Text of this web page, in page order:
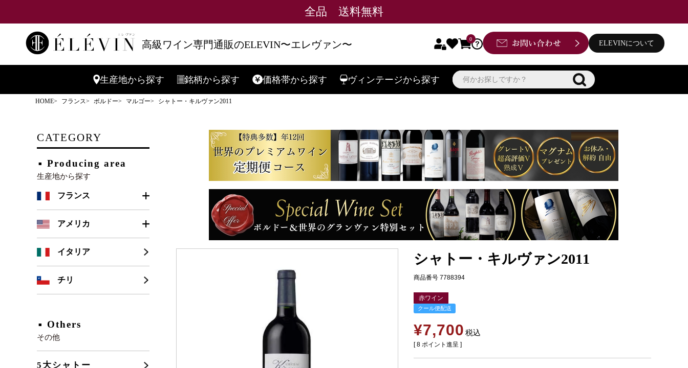
全品 送料無料
高級ワイン専門通販のELEVIN〜エレヴァン〜 0
ELEVINについて
生産地から探す 銘柄から探す 価格帯から探す ヴィンテージから探す
検索
HOME フランス ボルドー マルゴー シャトー・キルヴァン2011
CATEGORY
Producing area
生産地から探す
フランス
ボルドー
シャンパーニュ
ブルゴーニュ
アメリカ
カリフォルニア
イタリア
チリ
Others
その他
5大シャトー
シャトー・キルヴァン2011
商品番号 7788394
赤ワイン
クール便配送
¥7,700 税込
[ 8 ポイント進呈 ]